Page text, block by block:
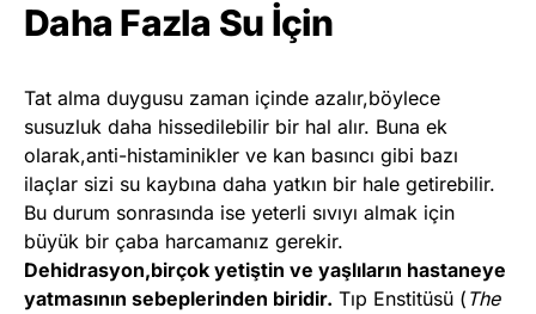
Daha Fazla Su İçin
Tat alma duygusu zaman içinde azalır,böylece
susuzluk daha hissedilebilir bir hal alır. Buna ek
olarak,anti-histaminikler ve kan basıncı gibi bazı
ilaçlar sizi su kaybına daha yatkın bir hale getirebilir.
Bu durum sonrasında ise yeterli sıvıyı almak için
büyük bir çaba harcamanız gerekir.
Dehidrasyon,birçok yetiştin ve yaşlıların hastaneye
yatmasının sebeplerinden biridir. Tıp Enstitüsü ( The